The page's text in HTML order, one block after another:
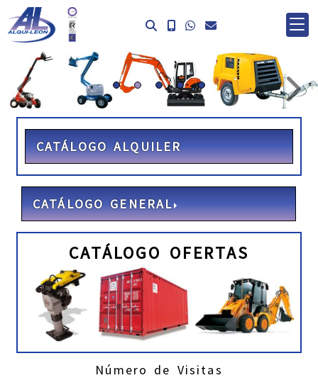
prev
CATÁLOGO ALQUILER
CATÁLOGO GENERAL
CATÁLOGO OFERTAS
Número de Visitas